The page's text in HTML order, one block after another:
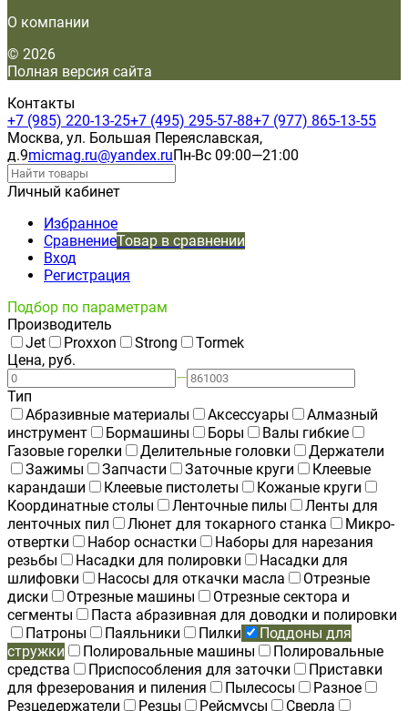
О компании
© 2026
Полная версия сайта
Контакты
+7 (985) 220-13-25+7 (495) 295-57-88+7 (977) 865-13-55
Москва, ул. Большая Переяславская,
д.9micmag.ru@yandex.ruПн-Вс 09:00—21:00
Личный кабинет
Избранное
СравнениеТовар в сравнении
Вход
Регистрация
Подбор по параметрам
Производитель
Jet
Proxxon Strong
Tormek
Цена, руб.
—
Тип
Абразивные материалы
Аксессуары
Алмазный
инструмент
Бормашины Боры
Валы гибкие
Газовые горелки
Делительные головки
Держатели
Зажимы
Запчасти Заточные круги
Клеевые
карандаши
Клеевые пистолеты
Кожаные круги
Координатные столы
Ленточные пилы
Ленты для
ленточных пил
Люнет для токарного станка
Микро-
отвертки
Набор оснастки
Наборы для нарезания
резьбы
Насадки для полировки
Насадки для
шлифовки
Насосы для откачки масла
Отрезные
диски
Отрезные машины
Отрезные сектора и
сегменты
Паста абразивная для доводки и полировки
Патроны
Паяльники Пилки
Поддоны для
стружки
Полировальные машины
Полировальные
средства
Приспособления для заточки
Приставки
для фрезерования и пиления
Пылесосы
Разное
Резцедержатели
Резцы Рейсмусы Сверла